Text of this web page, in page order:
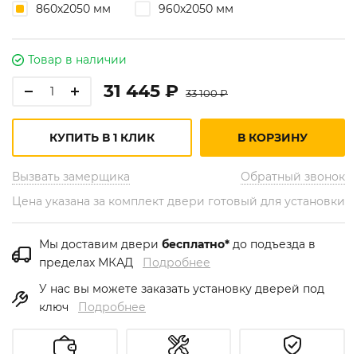
860х2050 мм
960х2050 мм
Товар в наличии
31 445 ₽ 33 100 ₽
Вызвать замерщика Обратный звонок
КУПИТЬ В 1 КЛИК В КОРЗИНУ
Цена указана за комплект двери готовый для установки
Мы доставим двери бесплатно* до подъезда в
пределах МКАД Подробнее
У нас вы можете заказать установку дверей под
ключ Подробнее